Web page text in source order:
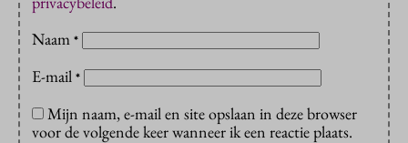
Naam *
E-mail *
Mijn naam, e-mail en site opslaan in deze browser
voor de volgende keer wanneer ik een reactie plaats.